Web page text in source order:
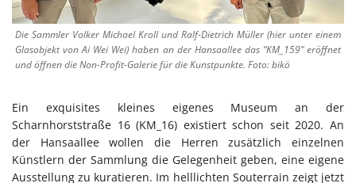
Die Sammler Volker Michael Kroll und Ralf-Dietrich Müller (hier unter einem
Glasobjekt von Ai Wei Wei) haben an der Hansaallee das “KM_159” eröffnet
und öffnen die Non-Profit-Galerie für die Kunstpunkte. Foto: bikö
Ein exquisites kleines eigenes Museum an der
Scharnhorststraße 16 (KM_16) existiert schon seit 2020. An
der Hansaallee wollen die Herren zusätzlich einzelnen
Künstlern der Sammlung die Gelegenheit geben, eine eigene
Ausstellung zu kuratieren. Im helllichten Souterrain zeigt jetzt